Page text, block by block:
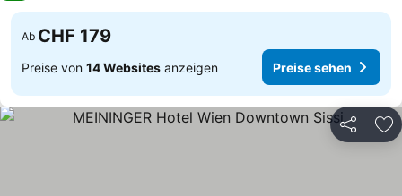
Ab CHF 179
Preise von 14 Websites anzeigen Preise sehen
Teilen